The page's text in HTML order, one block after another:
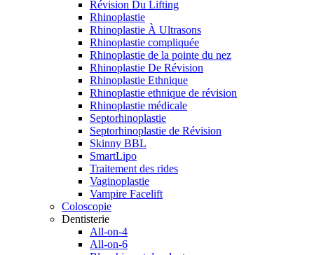
Révision Du Lifting
Rhinoplastie
Rhinoplastie À Ultrasons
Rhinoplastie compliquée
Rhinoplastie de la pointe du nez
Rhinoplastie De Révision
Rhinoplastie Ethnique
Rhinoplastie ethnique de révision
Rhinoplastie médicale
Septorhinoplastie
Septorhinoplastie de Révision
Skinny BBL
SmartLipo
Traitement des rides
Vaginoplastie
Vampire Facelift
Coloscopie
Dentisterie
All-on-4
All-on-6